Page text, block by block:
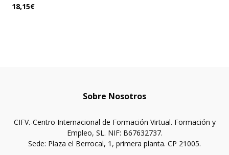
18,15€
Sobre Nosotros
CIFV.-Centro Internacional de Formación Virtual. Formación y
Empleo, SL. NIF: B67632737.
Sede: Plaza el Berrocal, 1, primera planta. CP 21005.